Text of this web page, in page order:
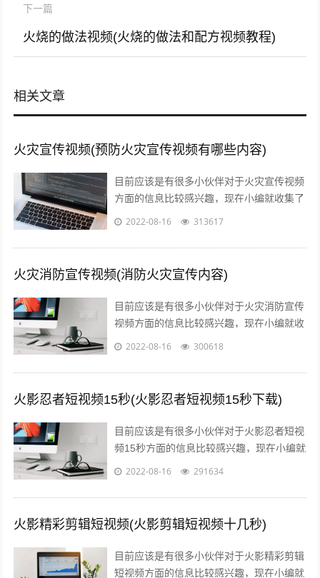
下一篇
火烧的做法视频(火烧的做法和配方视频教程)
相关文章
火灾宣传视频(预防火灾宣传视频有哪些内容)
目前应该是有很多小伙伴对于火灾宣传视频
方面的信息比较感兴趣，现在小编就收集了
一些与预防火灾宣传视频有哪些内容相关的
2022-08-16 313617
火灾消防宣传视频(消防火灾宣传内容)
目前应该是有很多小伙伴对于火灾消防宣传
视频方面的信息比较感兴趣，现在小编就收
集了一些与消防火灾宣传内容相关的信息来
2022-08-16 300618
火影忍者短视频15秒(火影忍者短视频15秒下载)
目前应该是有很多小伙伴对于火影忍者短视
频15秒方面的信息比较感兴趣，现在小编就
收集了一些与火影忍者短视频15秒下载相关
2022-08-16 291634
火影精彩剪辑短视频(火影剪辑短视频十几秒)
目前应该是有很多小伙伴对于火影精彩剪辑
短视频方面的信息比较感兴趣，现在小编就